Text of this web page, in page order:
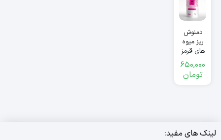
دمنوش
ریز میوه
های قرمز
نیوشا
650,000
تومان
لینک های مفید: